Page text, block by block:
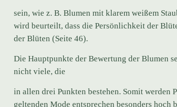
sein, wie z. B. Blumen mit klarem weißem
wird beurteilt, dass die Persönlichkeit der
der Blüten (Seite 46).
Die Hauptpunkte der Bewertung der Blumen
nicht viele, die
in allen drei Punkten bestehen. Somit werden
geltenden Mode entsprechen besonders hoch